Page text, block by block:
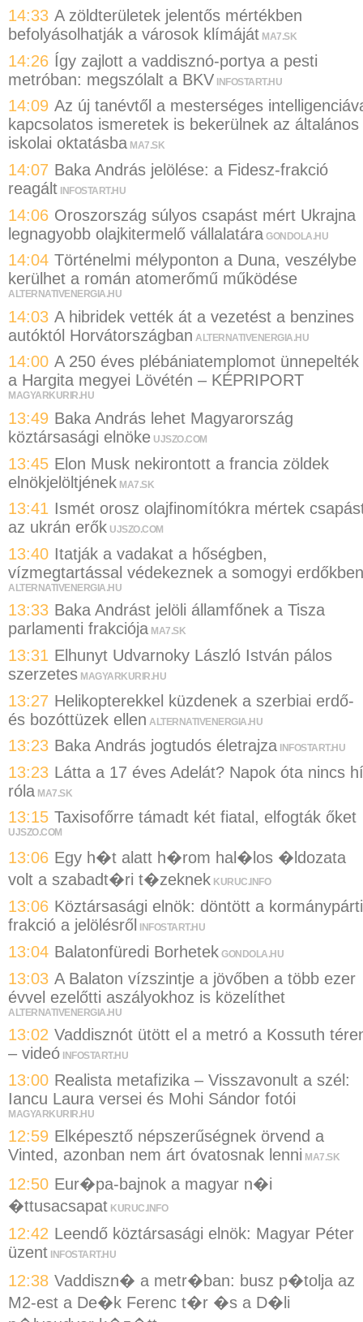
14:33 A zöldterületek jelentős mértékben
befolyásolhatják a városok klímáját MA7.SK
14:26 Így zajlott a vaddisznó-portya a pesti
metróban: megszólalt a BKV INFOSTART.HU
14:09 Az új tanévtől a mesterséges
kapcsolatos ismeretek is bekerülnek az általános
iskolai oktatásba MA7.SK
14:07 Baka András jelölése: a Fidesz-frakció
reagált INFOSTART.HU
14:06 Oroszország súlyos csapást mért Ukrajna
legnagyobb olajkitermelő vállalatára GONDOLA.HU
14:04 Történelmi mélyponton a Duna, veszélybe
kerülhet a román atomerőmű működése
ALTERNATIVENERGIA.HU
14:03 A hibridek vették át a vezetést a benzines
autóktól Horvátországban ALTERNATIVENERGIA.HU
14:00 A 250 éves plébániatemplomot ünnepelték
a Hargita megyei Lövétén – KÉPRIPORT
MAGYARKURIR.HU
13:49 Baka András lehet Magyarország
köztársasági elnöke UJSZO.COM
13:45 Elon Musk nekirontott a francia zöldek
elnökjelöltjének MA7.SK
13:41 Ismét orosz olajfinomítókra mértek
az ukrán erők UJSZO.COM
13:40 Itatják a vadakat a hőségben,
vízmegtartással védekeznek a somogyi erdőkben
ALTERNATIVENERGIA.HU
13:33 Baka Andrást jelöli államfőnek a Tisza
parlamenti frakciója MA7.SK
13:31 Elhunyt Udvarnoky László István pálos
szerzetes MAGYARKURIR.HU
13:27 Helikopterekkel küzdenek a szerbiai erdő-
és bozóttüzek ellen ALTERNATIVENERGIA.HU
13:23 Baka András jogtudós életrajza INFOSTART.HU
13:23 Látta a 17 éves Adelát? Napok óta nincs
róla MA7.SK
13:15 Taxisofőrre támadt két fiatal, elfogták őket
UJSZO.COM
13:06 Egy h�t alatt h�rom hal�los �ldozata
volt a szabadt�ri t�zeknek KURUC.INFO
13:06 Köztársasági elnök: döntött a kormánypárti
frakció a jelölésről
INFOSTART.HU
13:04 Balatonfüredi Borhetek GONDOLA.HU
13:03 A Balaton vízszintje a jövőben a több ezer
évvel ezelőtti aszályokhoz is közelíthet
ALTERNATIVENERGIA.HU
13:02 Vaddisznót ütött el a metró a Kossuth
– videó INFOSTART.HU
13:00 Realista metafizika – Visszavonult a szél:
Iancu Laura versei és Mohi Sándor fotói
MAGYARKURIR.HU
12:59 Elképesztő népszerűségnek örvend a
Vinted, azonban nem árt óvatosnak lenni MA7.SK
12:50 Eur�pa-bajnok a magyar n�i
�ttusacsapat KURUC.INFO
12:42 Leendő köztársasági elnök: Magyar Péter
üzent INFOSTART.HU
12:38 Vaddiszn� a metr�ban: busz p�tolja az
M2-est a De�k Ferenc t�r �s a D�li